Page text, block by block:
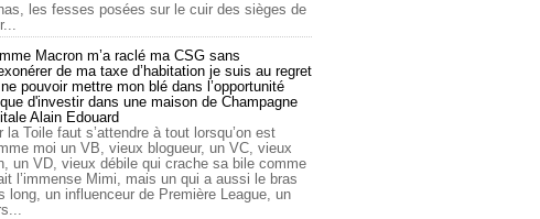
les fesses posées sur le cuir des sièges de
Macron m’a raclé ma CSG sans
de ma taxe d’habitation je suis au regret
pouvoir mettre mon blé dans l’opportunité
d'investir dans une maison de Champagne
Alain Edouard
la Toile faut s’attendre à tout lorsqu’on est
moi un VB, vieux blogueur, un VC, vieux
un VD, vieux débile qui crache sa bile comme
l’immense Mimi, mais un qui a aussi le bras
long, un influenceur de Première League, un